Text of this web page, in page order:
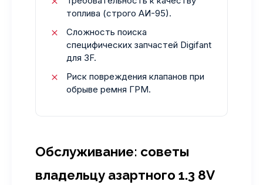
топлива (строго АИ-95).
Сложность поиска
специфических запчастей Digifant
для 3F.
Риск повреждения клапанов при
обрыве ремня ГРМ.
Обслуживание: советы
владельцу азартного 1.3 8V